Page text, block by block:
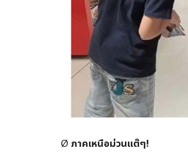
Ø ภาคเหนือม่วนแต๊ๆ!